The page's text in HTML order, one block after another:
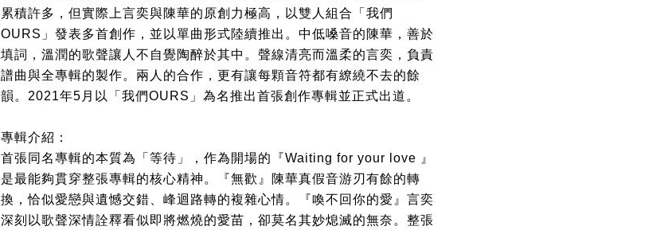
累積許多，但實際上言奕與陳華的原創力極高，以雙人組合「我們
OURS」發表多首創作，並以單曲形式陸續推出。中低嗓音的陳華，善於
填詞，溫潤的歌聲讓人不自覺陶醉於其中。聲線清亮而溫柔的言奕，負責
譜曲與全專輯的製作。兩人的合作，更有讓每顆音符都有繚繞不去的餘
韻。2021年5月以「我們OURS」為名推出首張創作專輯並正式出道。
專輯介紹：
首張同名專輯的本質為「等待」，作為開場的『Waiting for your love 』
是最能夠貫穿整張專輯的核心精神。『無歡』陳華真假音游刃有餘的轉
換，恰似愛戀與遺憾交錯、峰迴路轉的複雜心情。『喚不回你的愛』言奕
深刻以歌聲深情詮釋看似即將燃燒的愛苗，卻莫名其妙熄滅的無奈。整張